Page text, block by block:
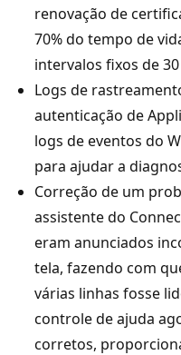
renovação de
70% do tempo de
intervalos fixos de
Logs de
autenticação de
logs de eventos do
para ajudar a
Correção de um
assistente do
eram anunciados
tela, fazendo com
várias linhas fosse
controle de ajuda
corretos,